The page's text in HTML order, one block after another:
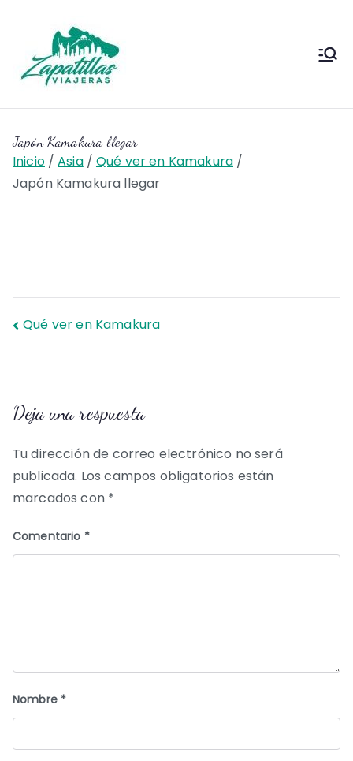
contenido
Viajeras
Japón Kamakura llegar
Inicio Asia
Qué ver en Kamakura
Japón Kamakura llegar
Navegación
entradas
Qué ver en Kamakura
Deja una respuesta
Tu dirección de correo electrónico no será
publicada. Los campos obligatorios están
marcados con *
Comentario *
Nombre *